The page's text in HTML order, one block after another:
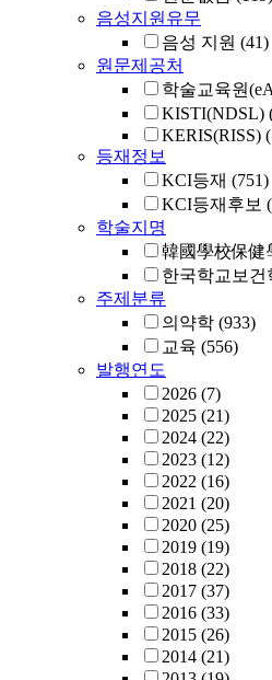
음성지원유무
음성 지원 (41)
원문제공처
학술교육원
KISTI(NDSL)
KERIS(RISS)
등재정보
KCI등재 (751)
KCI등재후보
학술지명
韓國學校保健
한국학교보건
주제분류
의약학 (933)
교육 (556)
발행연도
2026 (7)
2025 (21)
2024 (22)
2023 (12)
2022 (16)
2021 (20)
2020 (25)
2019 (19)
2018 (22)
2017 (37)
2016 (33)
2015 (26)
2014 (21)